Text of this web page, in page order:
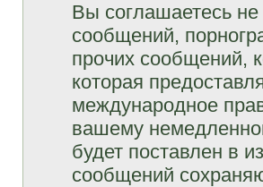
Вы соглашаетесь
сообщений,
прочих сообщений,
которая
международное
вашему
будет поставлен в
сообщений